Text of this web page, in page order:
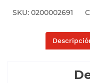
SKU: 0200002691